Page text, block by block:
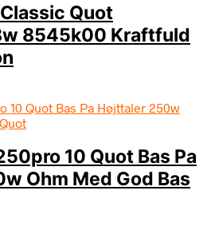
Quot
8545k00 Kraftfuld
10 Quot Bas Pa
Ohm Med God Bas